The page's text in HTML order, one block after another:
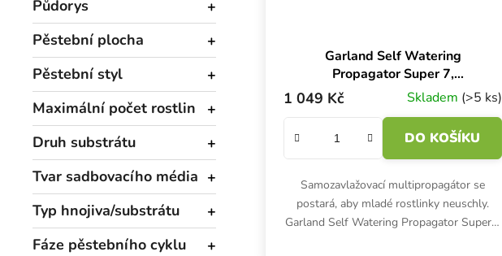
Půdorys
Pěstební plocha
Pěstební styl
Maximální počet rostlin
Druh substrátu
Tvar sadbovacího média
Typ hnojiva/substrátu
Fáze pěstebního cyklu
Garland Self Watering
Propagator Super 7,
76x18.5x15 cm,
samozavlažovací propagátor
Skladem (>5 ks)
1 049 Kč
DO KOŠÍKU
Samozavlažovací multipropagátor se
postará, aby mladé rostlinky neuschly.
Garland Self Watering Propagator Super 7